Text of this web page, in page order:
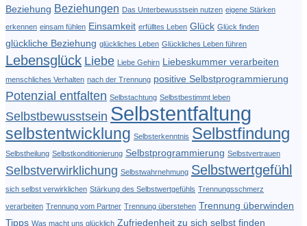
Beziehung Beziehungen Das Unterbewusstsein nutzen eigene Stärken
erkennen einsam fühlen Einsamkeit erfülltes Leben Glück Glück finden
glückliche Beziehung glückliches Leben Glückliches Leben führen
Lebensglück Liebe Liebe Gehirn Liebeskummer verarbeiten
menschliches Verhalten nach der Trennung positive Selbstprogrammierung
Potenzial entfalten Selbstachtung Selbstbestimmt leben
Selbstbewusstsein Selbstentfaltung
selbstentwicklung Selbsterkenntnis Selbstfindung
Selbstheilung Selbstkonditionierung Selbstprogrammierung Selbstvertrauen
Selbstverwirklichung Selbstwahrnehmung Selbstwertgefühl
sich selbst verwirklichen Stärkung des Selbstwertgefühls Trennungsschmerz
verarbeiten Trennung vom Partner Trennung überstehen Trennung überwinden
Tipps Was macht uns glücklich Zufriedenheit zu sich selbst finden